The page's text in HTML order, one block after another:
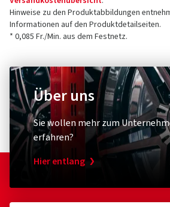
Hinweise zu den Produktabbildungen
Informationen auf den Produktdetailseiten.
* 0,085 Fr./Min. aus dem Festnetz.
Über uns
Sie wollen mehr zum
erfahren?
Hier entlang